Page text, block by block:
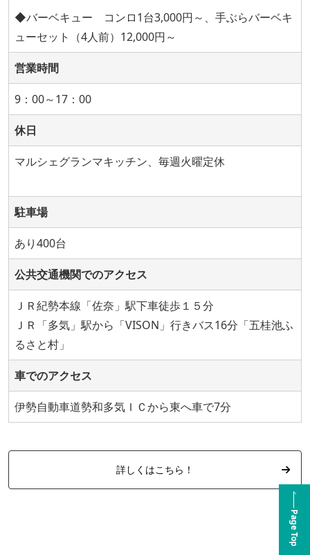
◆バーベキュー コンロ1台3,000円～、手ぶらバーベキ
ューセット（4人前）12,000円～
営業時間
9：00～17：00
休日
マルシェグランマキッチン、毎週火曜定休
駐車場
あり400台
公共交通機関でのアクセス
ＪＲ紀勢本線「佐奈」駅下車徒歩１５分
ＪＲ「多気」駅から「VISON」行きバス16分「五桂池ふ
るさと村」
車でのアクセス
伊勢自動車道勢和多気ＩＣから東へ車で7分
詳しくはこちら！
Page Top